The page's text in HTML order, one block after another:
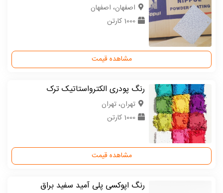
اصفهان، اصفهان
1000 کارتن
مشاهده قیمت
رنگ پودری الکترواستاتیک ترک
تهران، تهران
1000 کارتن
مشاهده قیمت
رنگ اپوکسی پلی آمید سفید براق